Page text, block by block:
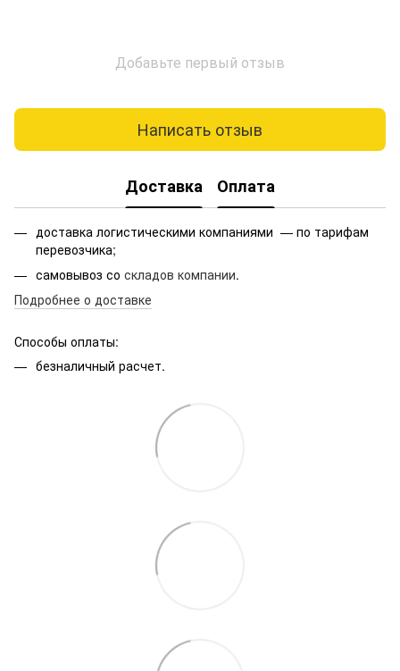
Добавьте первый отзыв
Написать отзыв
Доставка Оплата
доставка логистическими компаниями — по тарифам
перевозчика;
самовывоз со складов компании.
Подробнее о доставке
Способы оплаты:
безналичный расчет.